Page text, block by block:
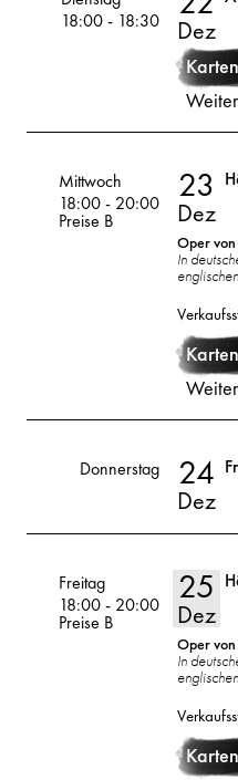
Dez
18:00- 18:30
23
Dez
Oper
In
Volksoper
Mittwoch
18:00- 20:00
Preise B
24
Dez
Volksoper
Donnerstag
25
Dez
Oper
In
Volksoper
Freitag
18:00- 20:00
Preise B